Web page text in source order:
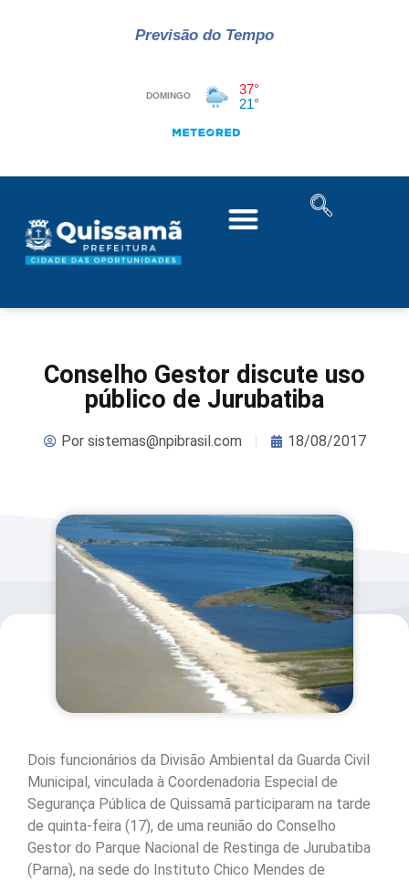
Previsão do Tempo
Conselho Gestor discute uso
público de Jurubatiba
Porsistemas@npibrasil.com 18/08/2017
Dois funcionários da Divisão Ambiental da Guarda Civil
Municipal, vinculada à Coordenadoria Especial de
Segurança Pública de Quissamã participaram na tarde
de quinta-feira (17), de uma reunião do Conselho
Gestor do Parque Nacional de Restinga de Jurubatiba
(Parna), na sede do Instituto Chico Mendes de